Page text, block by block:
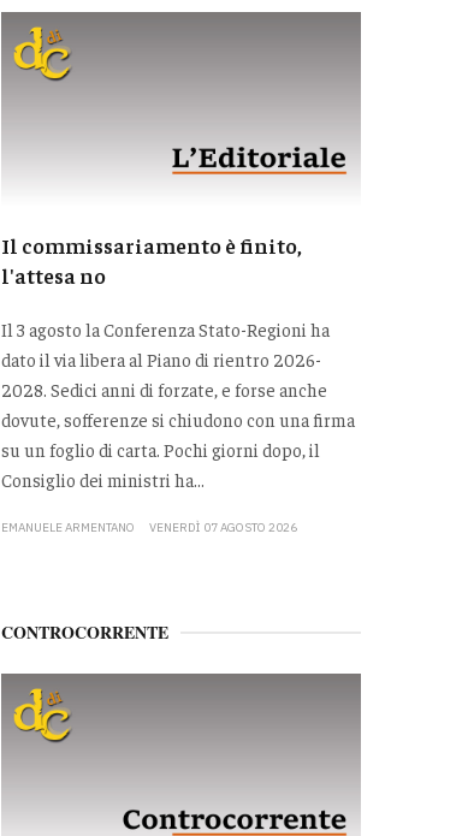
Il commissariamento è finito,
l'attesa no
Il 3 agosto la Conferenza Stato-Regioni ha
dato il via libera al Piano di rientro 2026-
2028. Sedici anni di forzate, e forse anche
dovute, sofferenze si chiudono con una firma
su un foglio di carta. Pochi giorni dopo, il
Consiglio dei ministri ha...
EMANUELE ARMENTANO VENERDÌ 07 AGOSTO 2026
CONTROCORRENTE